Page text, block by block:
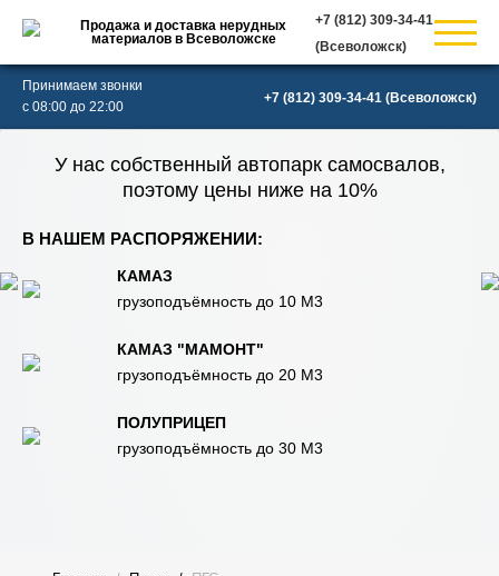
Продажа и доставка нерудных
материалов в Всеволожске
(Всеволожск)
Принимаем звонки
с 08:00 до 22:00
(Всеволожск)
В НАШЕМ РАСПОРЯЖЕНИИ:
КАМАЗ
грузоподъёмность до 10 М3
КАМАЗ "МАМОНТ"
грузоподъёмность до 20 М3
ПОЛУПРИЦЕП
грузоподъёмность до 30 М3
У нас собственный автопарк самосвалов,
поэтому цены ниже на 10%